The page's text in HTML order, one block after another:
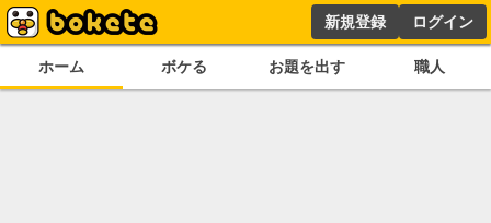
新規登録 ログイン
ホーム ボケる お題を出す 職人